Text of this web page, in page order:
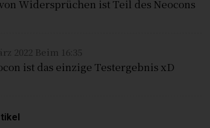
Widersprüchen ist Teil des Neocons
2022 Beim 16:35
ist das einzige Testergebnis xD